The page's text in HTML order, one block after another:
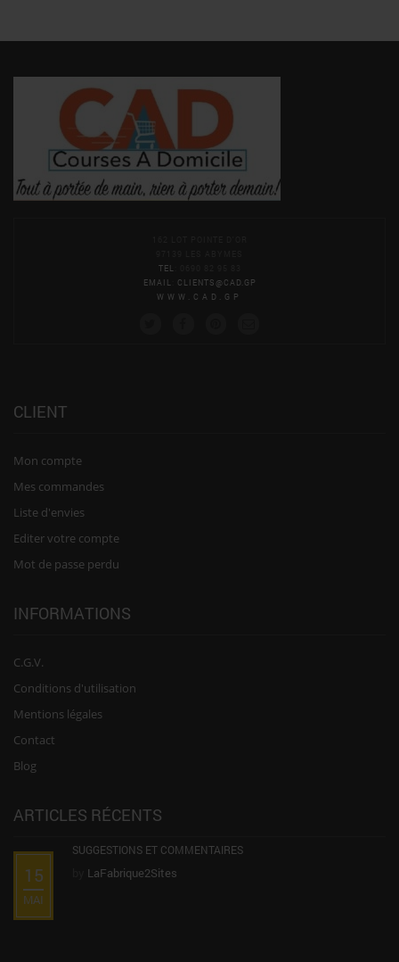
TEL
EMAIL
CLIENTS@CAD.GP
WWW.CAD.GP
CLIENT
Mon compte
Mes commandes
Liste d'envies
Editer votre compte
Mot de passe perdu
INFORMATIONS
C.G.V.
Conditions d'utilisation
Mentions légales
Contact
Blog
ARTICLES RÉCENTS
15
MAI
SUGGESTIONS ET COMMENTAIRES
LaFabrique2Sites